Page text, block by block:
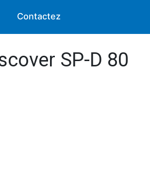
Contactez
SP-D 80